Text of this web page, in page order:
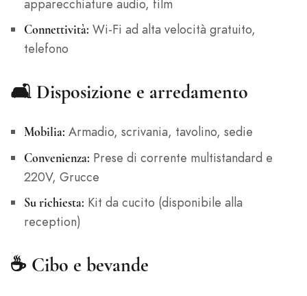
apparecchiature audio, film
Connettività: Wi-Fi ad alta velocità gratuito,
telefono
🛋️ Disposizione e arredamento
Mobilia: Armadio, scrivania, tavolino, sedie
Convenienza: Prese di corrente multistandard e
220V, Grucce
Su richiesta: Kit da cucito (disponibile alla
reception)
☕ Cibo e bevande